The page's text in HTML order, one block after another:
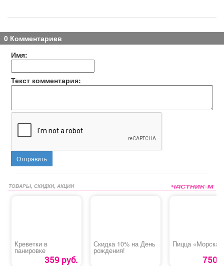
0 Комментариев
Имя:
Текст комментария:
Отправить
ТОВАРЫ, СКИДКИ, АКЦИИ
Креветки в
панировке
359 руб.
Скидка 10% на День
рождения!
Пицца
750